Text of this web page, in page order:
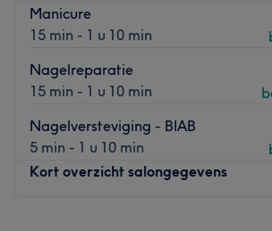
Trots op onze erkenning
Met trots kunnen wij delen dat
is uitgeroepen tot de nummer 6 van “De
heel Nederland. Deze waardering is
onze klanten.
Manicure
15 min - 1 u 10 min
Nagelreparatie
15 min - 1 u 10 min
Nagelversteviging - BIAB
5 min - 1 u 10 min
Kort overzicht salongegevens